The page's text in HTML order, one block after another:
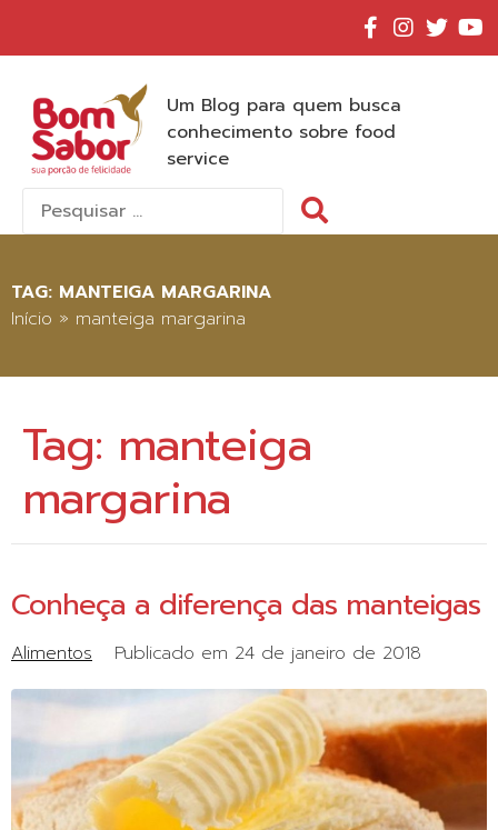
Um Blog para quem busca
conhecimento sobre food
service
Pesquisar
por:
TAG: MANTEIGA MARGARINA
Início » manteiga margarina
Tag: manteiga
margarina
Conheça a diferença das manteigas
Alimentos Publicado em 24 de janeiro de 2018